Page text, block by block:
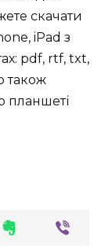
скачати
iPad з
pdf, rtf, txt,
також
планшеті